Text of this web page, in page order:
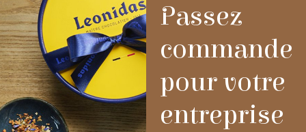
Passez
commande
pour votre
entreprise